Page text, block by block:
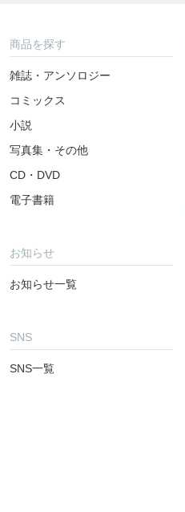
商品を探す
雑誌・アンソロジー
コミックス
小説
写真集・その他
CD・DVD
電子書籍
お知らせ
お知らせ一覧
SNS
SNS一覧